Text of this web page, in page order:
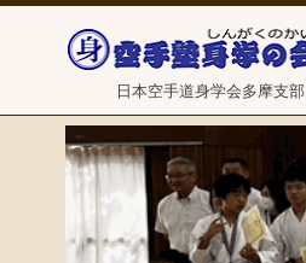
日本空手道身学会多摩支部